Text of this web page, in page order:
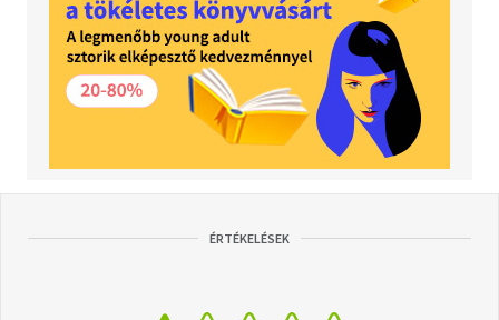
ÉRTÉKELÉSEK